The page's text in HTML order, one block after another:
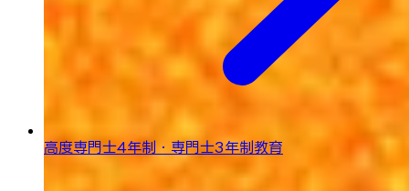
高度専門士4年制・専門士3年制教育